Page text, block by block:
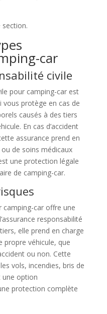
section.
car
civile
pour camping-car est
vous protège en cas de
causés à des tiers
En cas d’accident
assurance prend en
de soins médicaux
une protection légale
de camping-car.
camping-car offre une
responsabilité
elle prend en charge
propre véhicule, que
ou non. Cette
vols, incendies, bris de
une option
protection complète